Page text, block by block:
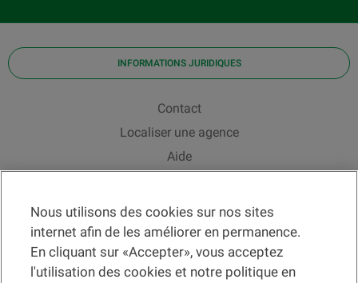
INFORMATIONS JURIDIQUES
Contact
Localiser une agence
Aide
Taux de change
Nous utilisons des cookies sur nos sites
internet afin de les améliorer en permanence.
En cliquant sur «Accepter», vous acceptez
l'utilisation des cookies et notre politique en